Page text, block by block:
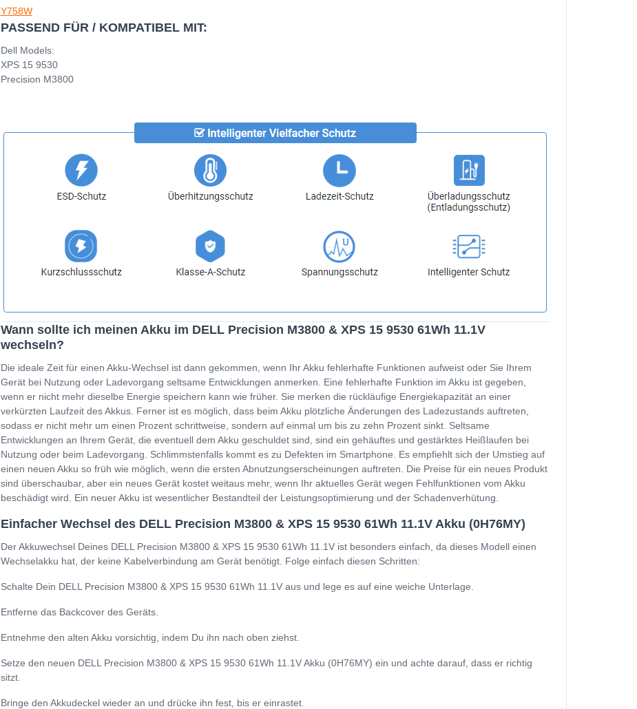
Y758W
PASSEND FÜR / KOMPATIBEL MIT:
Dell Models:
XPS 15 9530
Precision M3800
Wann sollte ich meinen Akku im DELL Precision M3800 & XPS 15 9530 61Wh 11.1V
wechseln?
Die ideale Zeit für einen Akku-Wechsel ist dann gekommen, wenn Ihr Akku fehlerhafte Funktionen aufweist oder Sie Ihrem
Gerät bei Nutzung oder Ladevorgang seltsame Entwicklungen anmerken. Eine fehlerhafte Funktion im Akku ist gegeben,
wenn er nicht mehr dieselbe Energie speichern kann wie früher. Sie merken die rückläufige Energiekapazität an einer
verkürzten Laufzeit des Akkus. Ferner ist es möglich, dass beim Akku plötzliche Änderungen des Ladezustands auftreten,
sodass er nicht mehr um einen Prozent schrittweise, sondern auf einmal um bis zu zehn Prozent sinkt. Seltsame
Entwicklungen an Ihrem Gerät, die eventuell dem Akku geschuldet sind, sind ein gehäuftes und gestärktes Heißlaufen bei
Nutzung oder beim Ladevorgang. Schlimmstenfalls kommt es zu Defekten im Smartphone. Es empfiehlt sich der Umstieg auf
einen neuen Akku so früh wie möglich, wenn die ersten Abnutzungserscheinungen auftreten. Die Preise für ein neues Produkt
sind überschaubar, aber ein neues Gerät kostet weitaus mehr, wenn Ihr aktuelles Gerät wegen Fehlfunktionen vom Akku
beschädigt wird. Ein neuer Akku ist wesentlicher Bestandteil der Leistungsoptimierung und der Schadenverhütung.
Einfacher Wechsel des DELL Precision M3800 & XPS 15 9530 61Wh 11.1V Akku (0H76MY)
Der Akkuwechsel Deines DELL Precision M3800 & XPS 15 9530 61Wh 11.1V ist besonders einfach, da dieses Modell einen
Wechselakku hat, der keine Kabelverbindung am Gerät benötigt. Folge einfach diesen Schritten:
Schalte Dein DELL Precision M3800 & XPS 15 9530 61Wh 11.1V aus und lege es auf eine weiche Unterlage.
Entferne das Backcover des Geräts.
Entnehme den alten Akku vorsichtig, indem Du ihn nach oben ziehst.
Setze den neuen DELL Precision M3800 & XPS 15 9530 61Wh 11.1V Akku (0H76MY) ein und achte darauf, dass er richtig
sitzt.
Bringe den Akkudeckel wieder an und drücke ihn fest, bis er einrastet.